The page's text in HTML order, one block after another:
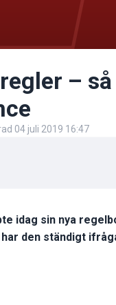
–
04 juli 2019 16:47
idag sin nya
den ständigt